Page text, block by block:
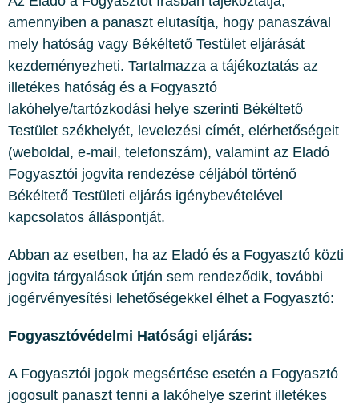
amennyiben a panaszt elutasítja, hogy panaszával
mely hatóság vagy Békéltető Testület eljárását
kezdeményezheti. Tartalmazza a tájékoztatás az
illetékes hatóság és a Fogyasztó
lakóhelye/tartózkodási helye szerinti Békéltető
Testület székhelyét, levelezési címét, elérhetőségeit
(weboldal, e-mail, telefonszám), valamint az Eladó
Fogyasztói jogvita rendezése céljából történő
Békéltető Testületi eljárás igénybevételével
kapcsolatos álláspontját.
Abban az esetben, ha az Eladó és a Fogyasztó közti
jogvita tárgyalások útján sem rendeződik, további
jogérvényesítési lehetőségekkel élhet a Fogyasztó:
Fogyasztóvédelmi Hatósági eljárás:
A Fogyasztói jogok megsértése esetén a Fogyasztó
jogosult panaszt tenni a lakóhelye szerint illetékes